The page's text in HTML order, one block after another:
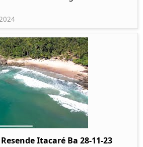
Itacaré Ba 28-11-23